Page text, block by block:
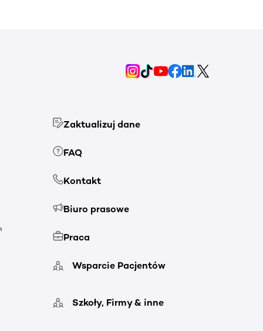
Zaktualizuj dane
FAQ
Kontakt
Biuro prasowe
Praca
Wsparcie Pacjentów
Szkoły, Firmy & inne